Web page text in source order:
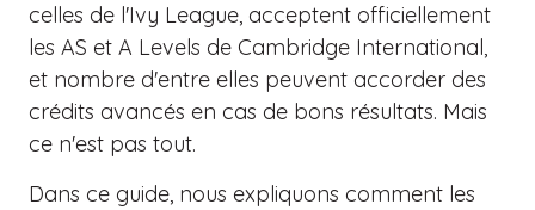
celles de l'Ivy League, acceptent officiellement
les AS et A Levels de Cambridge International,
et nombre d'entre elles peuvent accorder des
crédits avancés en cas de bons résultats. Mais
ce n'est pas tout.
Dans ce guide, nous expliquons comment les